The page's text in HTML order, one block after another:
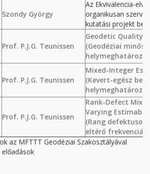
Szondy György
Az Ekvivalencia-elv
organikusan
kutatási projekt
Prof. P.J.G. Teunissen
Geodetic Quality
(Geodéziai
Prof. P.J.G. Teunissen
Mixed-Integer
(Kevert-egész
Prof. P.J.G. Teunissen
Rank-Defect
Varying
(Rang defektusos
eltérő frekvenciák
az MFTTT Geodéziai Szakosztályával